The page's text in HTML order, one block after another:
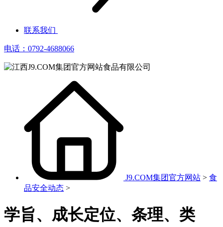
联系我们
电话：0792-4688066
J9.COM集团官方网站 > 食
品安全动态 >
学旨、成长定位、条理、类